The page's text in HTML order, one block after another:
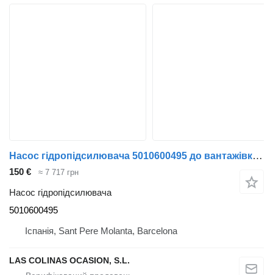
Насос гідропідсилювача 5010600495 до вантажівки Renault Midlum
150 € ≈ 7 717 грн
Насос гідропідсилювача
5010600495
Іспанія, Sant Pere Molanta, Barcelona
LAS COLINAS OCASION, S.L.